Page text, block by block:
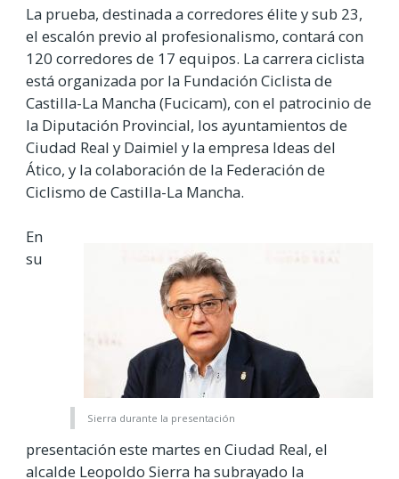
La prueba, destinada a corredores élite y sub 23,
el escalón previo al profesionalismo, contará con
120 corredores de 17 equipos. La carrera ciclista
está organizada por la Fundación Ciclista de
Castilla-La Mancha (Fucicam), con el patrocinio de
la Diputación Provincial, los ayuntamientos de
Ciudad Real y Daimiel y la empresa Ideas del
Ático, y la colaboración de la Federación de
Ciclismo de Castilla-La Mancha.
Sierra durante la presentación
En
su
presentación este martes en Ciudad Real, el
alcalde Leopoldo Sierra ha subrayado la